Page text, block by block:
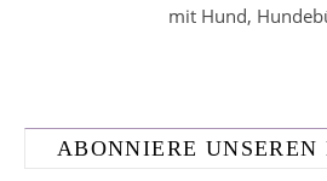
mit Hund,
ABONNIERE UNSEREN